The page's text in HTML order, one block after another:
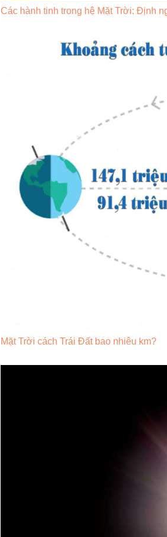
Các hành tinh trong hệ Mặt Trời: Định
Mặt Trời cách Trái Đất bao nhiêu km?